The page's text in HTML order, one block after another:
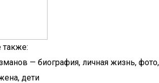
также:
— биография, личная жизнь, фото,
дети